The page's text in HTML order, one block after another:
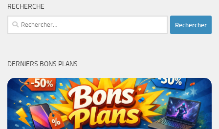
RECHERCHE
Rechercher :
DERNIERS BONS PLANS